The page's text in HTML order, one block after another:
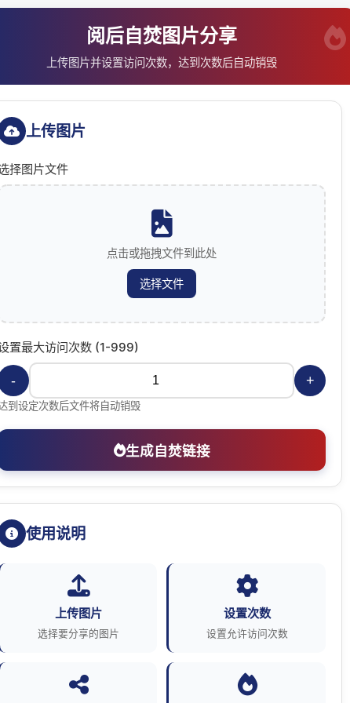
阅后自焚图片分享
上传图片并设置访问次数，达到次数后自动销毁
上传图片
择图片文件
点击或拖拽文件到此处
选择文件
置最大访问次数 (1-999)
- +
到设定次数后文件将自动销毁
生成自焚链接
使用说明
上传图片
选择要分享的图片
设置次数
设置允许访问次数